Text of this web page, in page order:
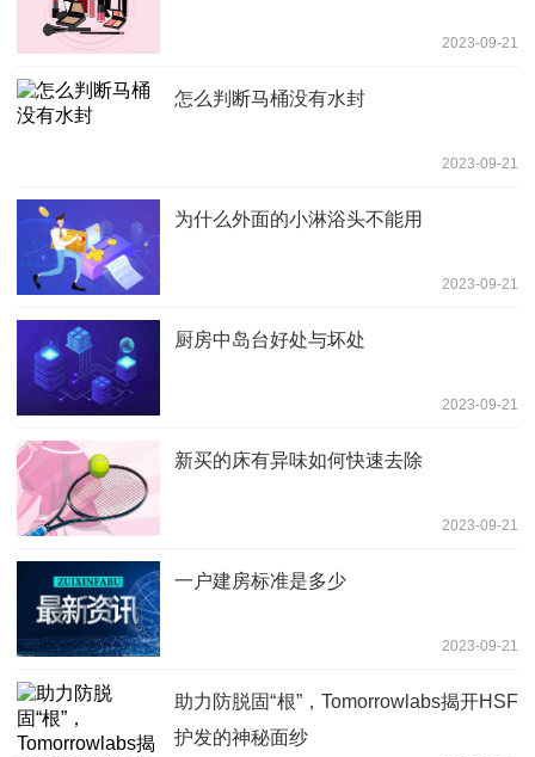
2023-09-21
怎么判断马桶没有水封
2023-09-21
为什么外面的小淋浴头不能用
2023-09-21
厨房中岛台好处与坏处
2023-09-21
新买的床有异味如何快速去除
2023-09-21
一户建房标准是多少
2023-09-21
助力防脱固“根”，Tomorrowlabs揭开HSF
护发的神秘面纱